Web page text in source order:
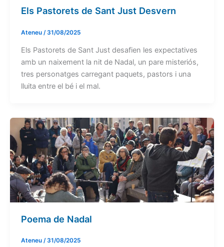
Els Pastorets de Sant Just Desvern
Ateneu /31/08/2025
Els Pastorets de Sant Just desafien les expectatives
amb un naixement la nit de Nadal, un pare misteriós,
tres personatges carregant paquets, pastors i una
lluita entre el bé i el mal.
Poema de Nadal
Ateneu /31/08/2025